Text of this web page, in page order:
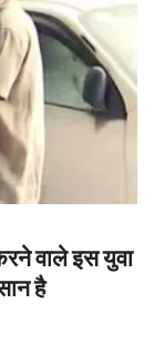
वाले इस युवा
है